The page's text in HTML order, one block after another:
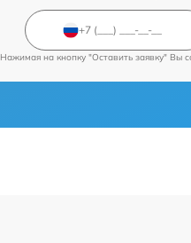
Нажимая на кнопку "Оставить заявку" Вы